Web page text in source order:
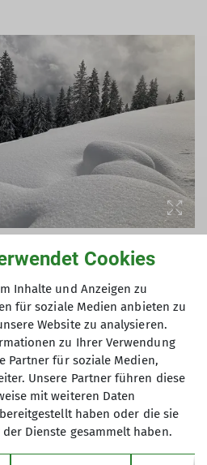
auf dem
geringen Schneelage in
ins Tannheimer Tal
am Abend vor der Tour
Tal die
somit war das
die sicherere Wahl.
Cookies
Inhalte und Anzeigen zu
für soziale Medien anbieten zu
Website zu analysieren.
zu Ihrer Verwendung
Partner für soziale Medien,
Unsere Partner führen diese
mit weiteren Daten
haben oder die sie
Dienste gesammelt haben.